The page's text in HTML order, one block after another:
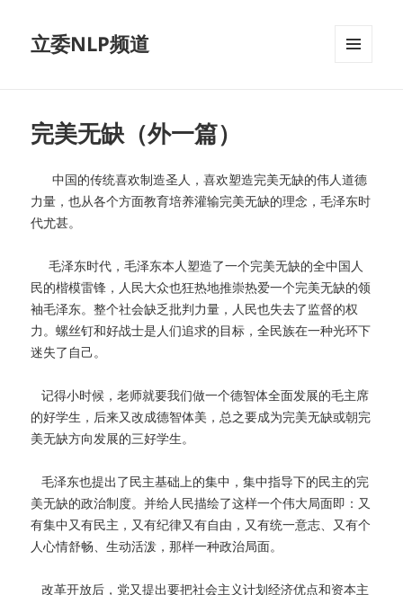
立委NLP频道
完美无缺（外一篇）
中国的传统喜欢制造圣人，喜欢塑造完美无缺的伟人道德
力量，也从各个方面教育培养灌输完美无缺的理念，毛泽东时
代尤甚。
毛泽东时代，毛泽东本人塑造了一个完美无缺的全中国人
民的楷模雷锋，人民大众也狂热地推崇热爱一个完美无缺的领
袖毛泽东。整个社会缺乏批判力量，人民也失去了监督的权
力。螺丝钉和好战士是人们追求的目标，全民族在一种光环下
迷失了自己。
记得小时候，老师就要我们做一个德智体全面发展的毛主席
的好学生，后来又改成德智体美，总之要成为完美无缺或朝完
美无缺方向发展的三好学生。
毛泽东也提出了民主基础上的集中，集中指导下的民主的完
美无缺的政治制度。并给人民描绘了这样一个伟大局面即：又
有集中又有民主，又有纪律又有自由，又有统一意志、又有个
人心情舒畅、生动活泼，那样一种政治局面。
改革开放后，党又提出要把社会主义计划经济优点和资本主